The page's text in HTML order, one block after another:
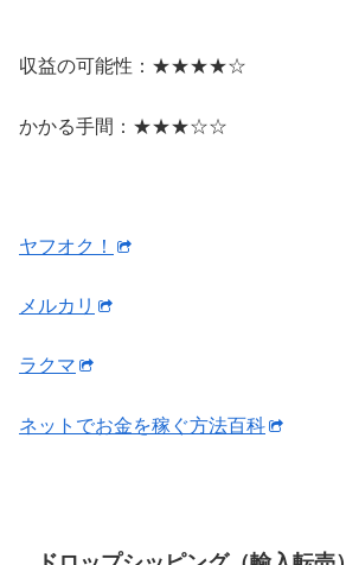
収益の可能性：★★★★☆
かかる手間：★★★☆☆
ヤフオク！
メルカリ
ラクマ
ネットでお金を稼ぐ方法百科